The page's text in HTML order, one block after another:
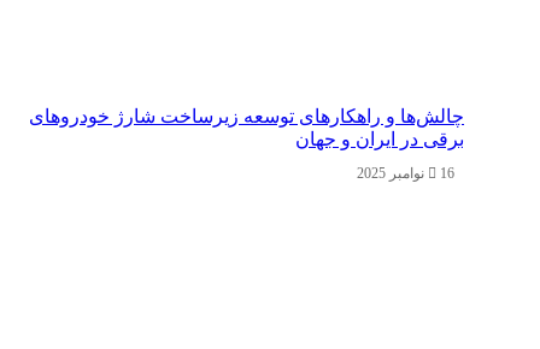
چالش‌ها و راهکارهای توسعه زیرساخت شارژ خودروهای
برقی در ایران و جهان
16 نوامبر 2025